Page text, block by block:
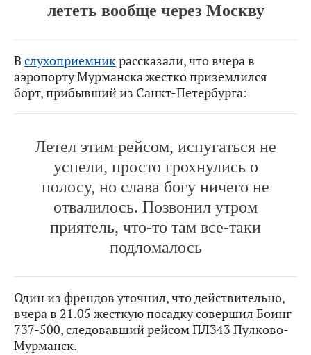
лететь вообще через Москву
В слухоприемникрассказали, что вчера в
аэропорту Мурманска жестко приземлился
борт, прибывший из Санкт-Петербурга:
Летел этим рейсом, испугаться не
успели, просто грохнулись о
полосу, но слава богу ничего не
отвалилось. Позвонил утром
приятель, что-то там все-таки
подломалось
Один из френдов уточнил, что действительно,
вчера в 21.05 жесткую посадку совершил Боинг
737-500, следовавший рейсом ПЛ343 Пулково-
Мурманск.